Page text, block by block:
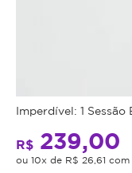
Imperdível: 1
R$ 239,00
ou 10x de R$ 26,61